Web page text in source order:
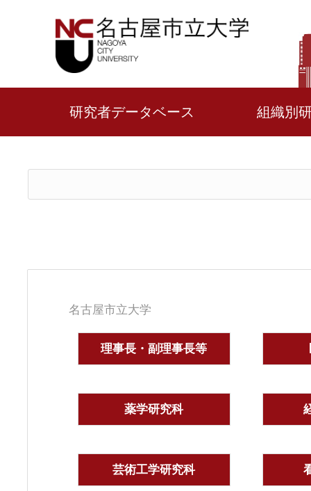
研究者データベース 組織別
名古屋市立大学
理事長・副理事長等
薬学研究科
芸術工学研究科